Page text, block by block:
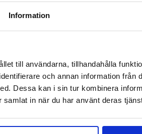
Information
till användarna, tillhandahålla
och annan information från
Dessa kan i sin tur kombinera
in när du har använt deras
Art. nr
41021787
Lagervara, 9 st
-
Köp
Enhet:
st
-